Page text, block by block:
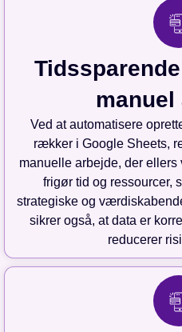
manuel
Ved at automatisere
rækker i Google Sheets,
manuelle arbejde, der
frigør tid og ressourcer,
strategiske og
sikrer også, at data er
reducerer